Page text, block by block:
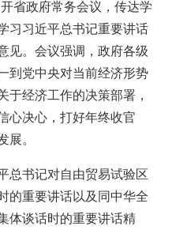
省政府常务会议，传达学
习习近平总书记重要讲话
见。会议强调，政府各级
到党中央对当前经济形势
于经济工作的决策部署，
心决心，打好年终收官
。
书记对自由贸易试验区
的重要讲话以及同中华全
体谈话时的重要讲话精